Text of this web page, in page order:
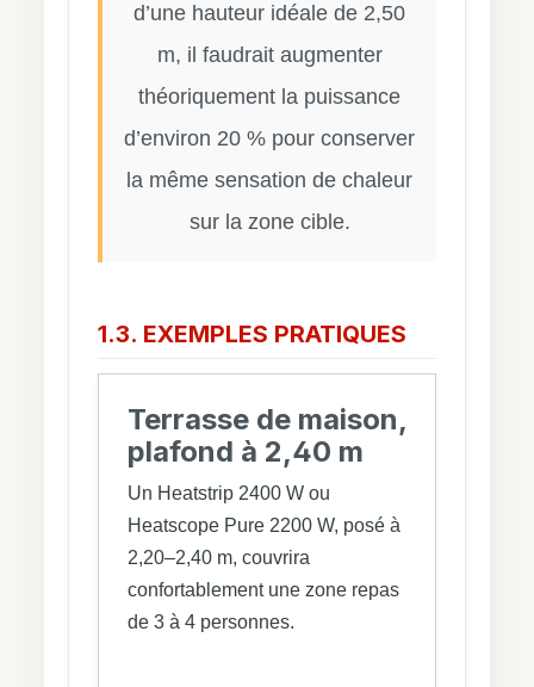
d’une hauteur idéale de 2,50
m, il faudrait augmenter
théoriquement la puissance
d’environ 20 % pour conserver
la même sensation de chaleur
sur la zone cible.
1.3. EXEMPLES PRATIQUES
Terrasse de maison,
plafond à 2,40 m
Un Heatstrip 2400 W ou
Heatscope Pure 2200 W, posé à
2,20–2,40 m, couvrira
confortablement une zone repas
de 3 à 4 personnes.